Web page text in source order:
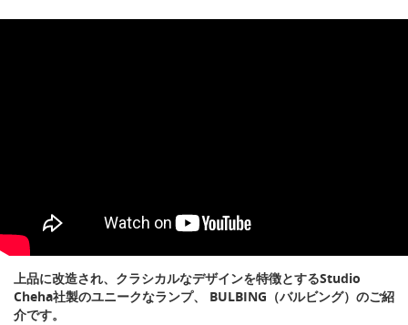
上品に改造され、クラシカルなデザインを特徴とするStudio
Cheha社製のユニークなランプ、 BULBING（バルビング）のご紹
介です。